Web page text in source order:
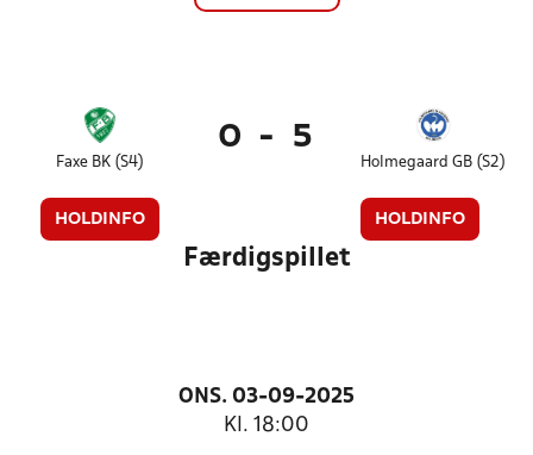
Faxe BK (S4)
HOLDINFO
0 - 5
Holmegaard GB (S2)
HOLDINFO
Færdigspillet
ONS. 03-09-2025
Kl. 18:00